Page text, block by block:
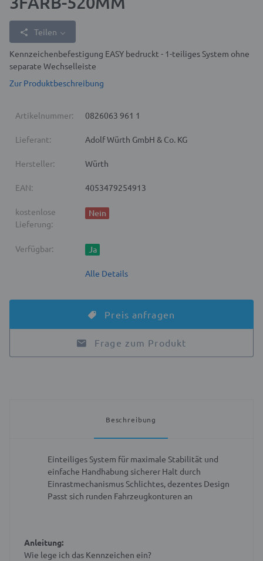
Teilen
Kennzeichenbefestigung EASY bedruckt - 1-teiliges System ohne
separate Wechselleiste
Zur Produktbeschreibung
Artikelnummer: 0826063 961 1
Lieferant: Adolf Würth GmbH & Co. KG
Hersteller: Würth
EAN: 4053479254913
kostenlose
Lieferung:
Nein
Verfügbar: Ja
Alle Details
Preis anfragen
Frage zum Produkt
Beschreibung
Einteiliges System für maximale Stabilität und
einfache Handhabung sicherer Halt durch
Einrastmechanismus Schlichtes, dezentes Design
Passt sich runden Fahrzeugkonturen an
Anleitung:
Wie lege ich das Kennzeichen ein?